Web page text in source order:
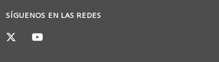
SÍGUENOS EN LAS REDES